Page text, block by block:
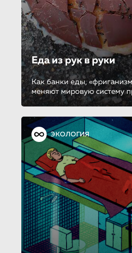
Еда из рук в руки
Как банки еды,
меняют мировую систему
ЭКОЛОГИЯ